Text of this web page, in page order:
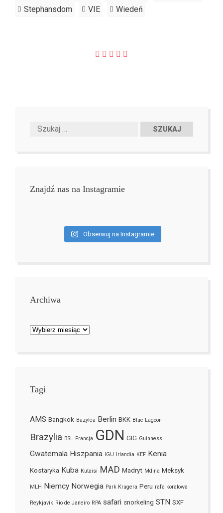
Stephansdom
VIE Wiedeń
Znajdź nas na Instagramie
Obserwuj na Instagramie
Archiwa
Archiwa
Tagi
AMS Bangkok Bazylea Berlin BKK Blue Lagoon
Brazylia BSL Francja GDN GIG Guinness
Gwatemala Hiszpania IGU Irlandia KEF Kenia
Kostaryka Kuba Kutaisi MAD Madryt Mdina Meksyk
MLH Niemcy Norwegia Park Krugera Peru rafa koralowa
Reykjavík Rio de Janeiro RPA safari snorkeling STN SXF